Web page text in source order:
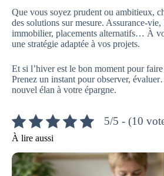
Que vous soyez prudent ou ambitieux,
des solutions sur mesure. Assurance-
immobilier, placements alternatifs… À
une stratégie adaptée à vos projets.
Et si l’hiver est le bon moment pour
Prenez un instant pour observer,
nouvel élan à votre épargne.
5/5 - (10
À lire aussi